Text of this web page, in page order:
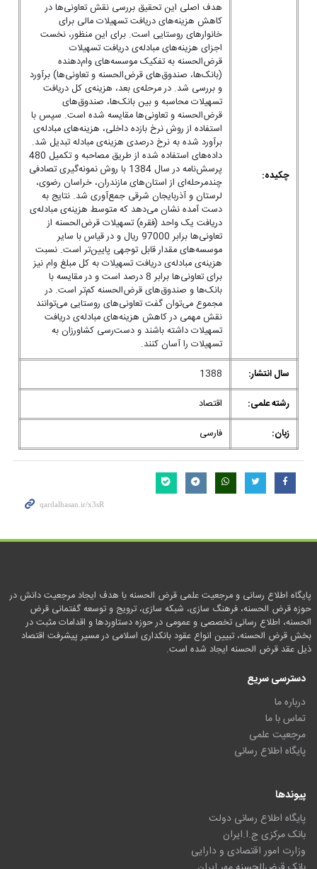
چکیده:
هدف اصلی این تحقیق بررسی نقش تعاونی‌ها در
کاهش هزینه‌های دریافت تسهیلات مالی برای
خانوارهای روستایی است. برای این منظور، نخست
اجزای هزینه‌های مبادله‌ی دریافت تسهیلات
قرض‌الحسنه به تفکیک موسسه‌های وام‌دهنده
(بانک‌ها، صندوق‌های قرض‌الحسنه و تعاونی‌ها) برآورد
و بررسی شد. در مرحله‌ی بعد، هزینه‌ی کل دریافت
تسهیلات محاسبه و بین بانک‌ها، صندوق‌های
قرض‌الحسنه و تعاونی‌ها مقایسه شده است. سپس با
استفاده از روش نرخ بازده داخلی، هزینه‌های مبادله‌ی
برآورد شده به نرخ درصدی هزینه‌ی مبادله تبدیل شد.
داده‌های استفاده ‌شده از طریق مصاحبه و تکمیل 480
پرسش‌نامه در سال 1384 با روش نمونه‌گیری تصادفی
چندمرحله‌ای از استان‌های مازندران، خراسان رضوی،
لرستان و آذربایجان شرقی جمع‌آوری شد. نتایج به
دست آمده نشان می‌دهد که متوسط هزینه‌ی مبادله‌ی
دریافت یک واحد (فقره) تسهیلات قرض‌الحسنه از
تعاونی‌ها برابر 97000 ریال و در قیاس با سایر
موسسه‌های مقدار قابل توجهی پایین‌تر است. نسبت
هزینه‌ی مبادله‌ی دریافت تسهیلات به کل مبلغ وام نیز
برای تعاونی‌ها برابر 8 درصد است و در مقایسه با
بانک‌ها و صندوق‌های قرض‌الحسنه کم‌تر است. در
مجموع می‌توان گفت تعاونی‌های روستایی می‌توانند
نقش مهمی در کاهش هزینه‌های مبادله‌ی دریافت
تسهیلات داشته باشند و دست‌رسی کشاورزان به
تسهیلات را آسان کنند.
سال انتشار:
1388
رشته علمی:
اقتصاد
زبان:
فارسی
پایگاه اطلاع رسانی و مرجعیت علمی قرض الحسنه با هدف ایجاد مرجعیت دانش در
حوزه قرض الحسنه، فرهنگ سازی، شبکه سازی، ترویج و توسعه گفتمانی قرض
الحسنه، اطلاع رسانی تخصصی و عمومی در حوزه دستاوردها و اقدامات مثبت در
بخش قرض الحسنه، تبیین انواع عقود بانکداری اسلامی در مسیر پیشرفت اقتصاد
ذیل عقد قرض الحسنه ایجاد شده است.
دسترسی سریع
درباره ما
تماس با ما
مرجعیت علمی
پایگاه اطلاع رسانی
پیوندها
پایگاه اطلاع رسانی دولت
بانک مرکزی ج.ا.ایران
وزارت امور اقتصادی و دارایی